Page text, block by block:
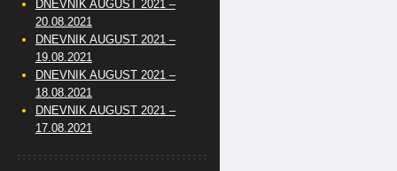
DNEVNIK AUGUST 2021 –
20.08.2021
DNEVNIK AUGUST 2021 –
19.08.2021
DNEVNIK AUGUST 2021 –
18.08.2021
DNEVNIK AUGUST 2021 –
17.08.2021